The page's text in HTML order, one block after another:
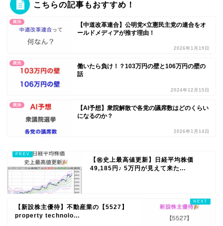
こちらの記事もおすすめ！
政治
【中道改革連合】公明党×立憲民主党の連合をオ
ールドメディアが推す理由！
2026年1月19日
政治
働いたら負け！？103万円の壁と106万円の壁の
話
2024年12月15日
政治
【AI予想】衆院解散で各党の議席数はどのくらい
になるのか？
2026年1月14日
【㊗️史上最高値更新】日経平均株価
49,185円♪ 5万円が見えて来た...
【新設株主優待】不動産業の【5527】
property technolo...